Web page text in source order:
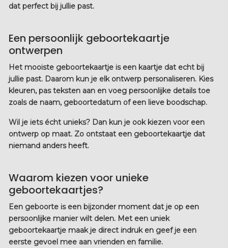
dat perfect bij jullie past.
Een persoonlijk geboortekaartje
ontwerpen
Het mooiste geboortekaartje is een kaartje dat echt bij
jullie past. Daarom kun je elk ontwerp personaliseren. Kies
kleuren, pas teksten aan en voeg persoonlijke details toe
zoals de naam, geboortedatum of een lieve boodschap.
Wil je iets écht unieks? Dan kun je ook kiezen voor een
ontwerp op maat. Zo ontstaat een geboortekaartje dat
niemand anders heeft.
Waarom kiezen voor unieke
geboortekaartjes?
Een geboorte is een bijzonder moment dat je op een
persoonlijke manier wilt delen. Met een uniek
geboortekaartje maak je direct indruk en geef je een
eerste gevoel mee aan vrienden en familie.